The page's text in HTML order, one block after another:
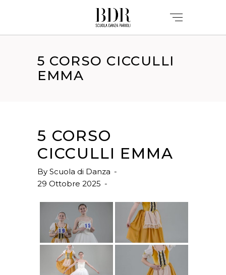
5 CORSO CICCULLI
EMMA
5 CORSO
CICCULLI EMMA
By Scuola di Danza
29 Ottobre 2025